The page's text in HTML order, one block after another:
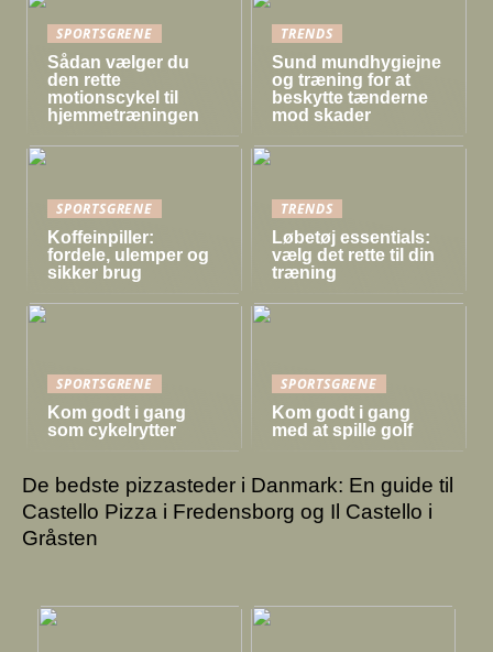
SPORTSGRENE
Sådan vælger du
den rette
motionscykel til
hjemmetræningen
TRENDS
Sund mundhygiejne
og træning for at
beskytte tænderne
mod skader
SPORTSGRENE
Koffeinpiller:
fordele, ulemper og
sikker brug
TRENDS
Løbetøj essentials:
vælg det rette til din
træning
SPORTSGRENE
Kom godt i gang
som cykelrytter
SPORTSGRENE
Kom godt i gang
med at spille golf
De bedste pizzasteder i Danmark: En guide til
Castello Pizza i Fredensborg og Il Castello i
Gråsten